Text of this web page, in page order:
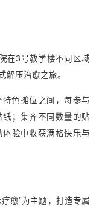
在3号教学楼不同区域
解压治愈之旅。
色摊位之间，每参与
；集齐不同数量的贴
验中收获满格快乐与
愈”为主题，打造专属